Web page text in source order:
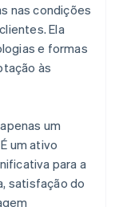
nas condições
Ela
e formas
às
um
um ativo
para a
satisfação do